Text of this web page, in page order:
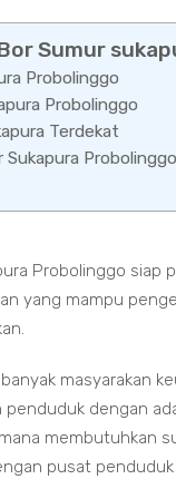
Sumur
Probolinggo
Probolinggo
Terdekat
Sukapura Probolinggo
Probolinggo
yang mampu
masyarakan
penduduk dengan
membutuhkan
pusat